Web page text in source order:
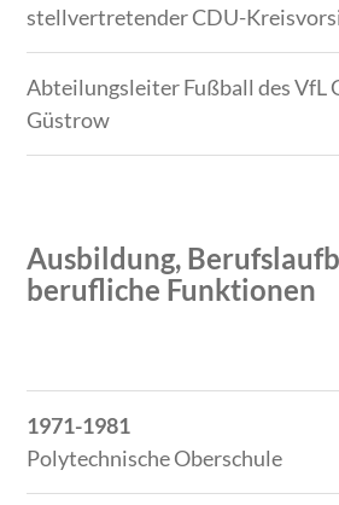
stellvertretender CDU-
Abteilungsleiter Fußball des VfL
Güstrow
Ausbildung,
berufliche Funktionen
Zeitraum
Tätigkeit
1971-1981
Polytechnische Oberschule